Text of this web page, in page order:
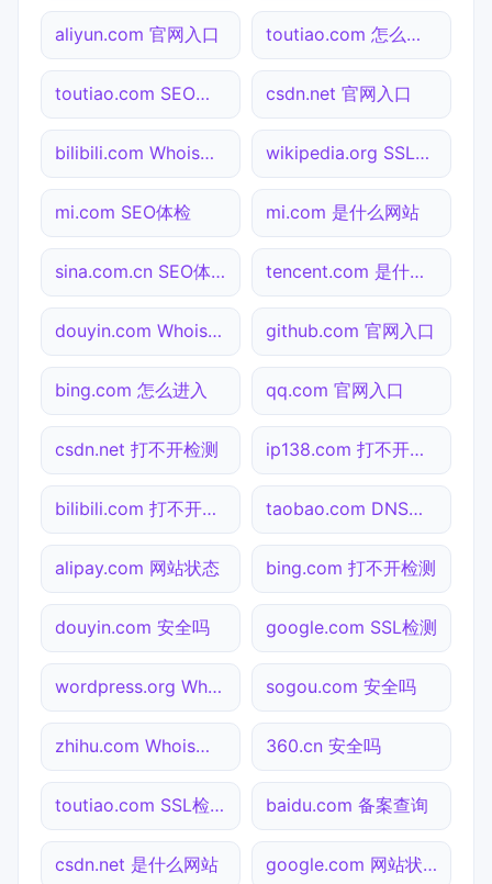
aliyun.com 官网入口 toutiao.com 怎么进入
toutiao.com SEO体检 csdn.net 官网入口
bilibili.com Whois查询 wikipedia.org SSL检测
mi.com SEO体检 mi.com 是什么网站
sina.com.cn SEO体检 tencent.com 是什么网站
douyin.com Whois查询 github.com 官网入口
bing.com 怎么进入 qq.com 官网入口
csdn.net 打不开检测 ip138.com 打不开检测
bilibili.com 打不开检测 taobao.com DNS解析
alipay.com 网站状态 bing.com 打不开检测
douyin.com 安全吗 google.com SSL检测
wordpress.org Whois查询 sogou.com 安全吗
zhihu.com Whois查询 360.cn 安全吗
toutiao.com SSL检测 baidu.com 备案查询
csdn.net 是什么网站 google.com 网站状态